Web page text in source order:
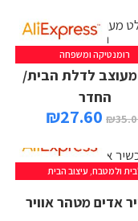
רומנטיקה ומשפחה
לדלת הבית/
החדר
₪
₪27.60
ולמטבח, עיצוב הבית
אדים מטהר אוויר